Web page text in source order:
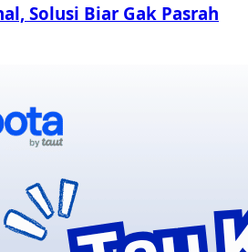
Solusi Biar Gak Pasrah